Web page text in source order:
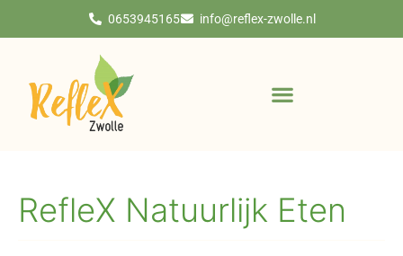
0653945165 info@reflex-zwolle.nl
RefleX Natuurlijk Eten